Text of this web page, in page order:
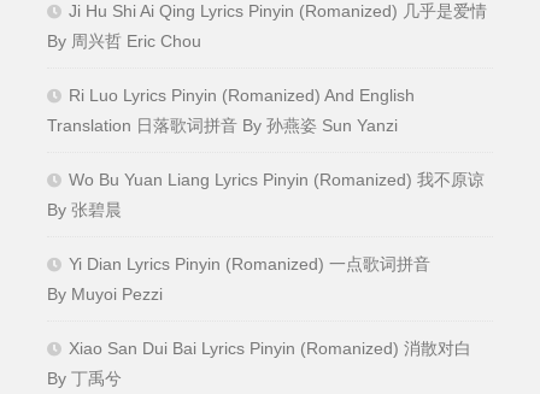
Ji Hu Shi Ai Qing Lyrics Pinyin (Romanized) 几乎是爱情
By 周兴哲 Eric Chou
Ri Luo Lyrics Pinyin (Romanized) And English
Translation 日落歌词拼音 By 孙燕姿 Sun Yanzi
Wo Bu Yuan Liang Lyrics Pinyin (Romanized) 我不原谅
By 张碧晨
Yi Dian Lyrics Pinyin (Romanized) 一点歌词拼音
By Muyoi Pezzi
Xiao San Dui Bai Lyrics Pinyin (Romanized) 消散对白
By 丁禹兮